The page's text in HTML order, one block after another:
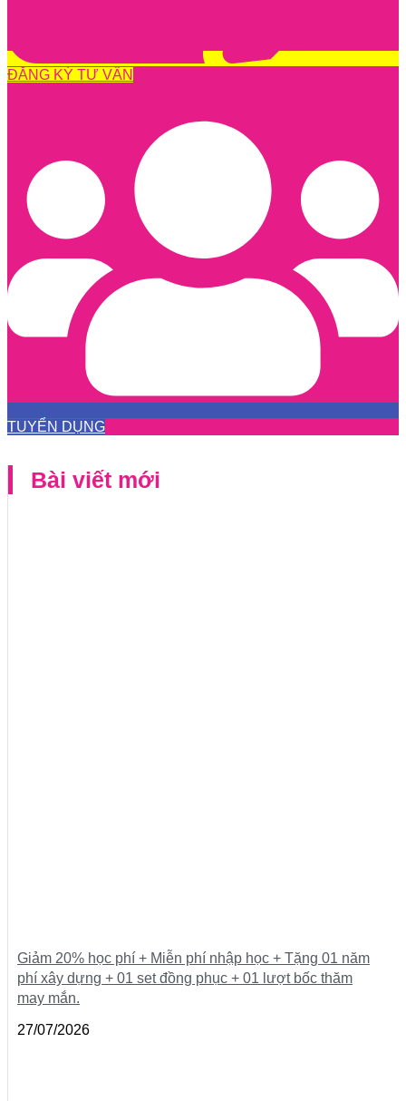
ĐĂNG KÝ TƯ VẤN
TUYỂN DỤNG
Bài viết mới
Giảm 20% học phí + Miễn phí nhập học + Tặng 01 năm
phí xây dựng + 01 set đồng phục + 01 lượt bốc thăm
may mắn.
27/07/2026